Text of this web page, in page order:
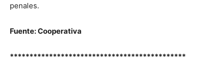
penales.
Fuente: Cooperativa
*********************************************